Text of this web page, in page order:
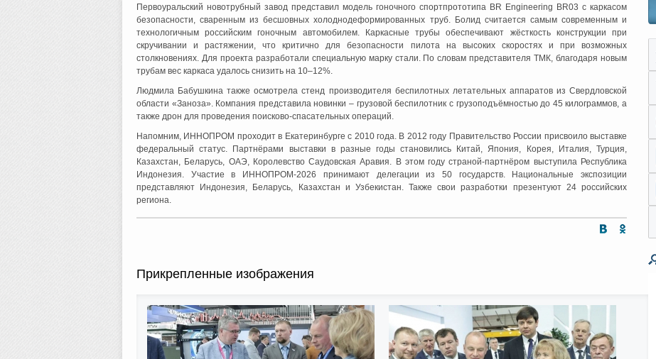
Первоуральский новотрубный завод представил модель гоночного спортпрототипа BR Engineering BR03 с каркасом
безопасности, сваренным из бесшовных холоднодеформированных труб. Болид считается самым современным и
технологичным российским гоночным автомобилем. Каркасные трубы обеспечивают жёсткость конструкции при
скручивании и растяжении, что критично для безопасности пилота на высоких скоростях и при возможных
столкновениях. Для проекта разработали специальную марку стали. По словам представителя ТМК, благодаря новым
трубам вес каркаса удалось снизить на 10–12%.
Людмила Бабушкина также осмотрела стенд производителя беспилотных летательных аппаратов из Свердловской
области «Заноза». Компания представила новинки – грузовой беспилотник с грузоподъёмностью до 45 килограммов, а
также дрон для проведения поисково-спасательных операций.
Напомним, ИННОПРОМ проходит в Екатеринбурге с 2010 года. В 2012 году Правительство России присвоило выставке
федеральный статус. Партнёрами выставки в разные годы становились Китай, Япония, Корея, Италия, Турция,
Казахстан, Беларусь, ОАЭ, Королевство Саудовская Аравия. В этом году страной-партнёром выступила Республика
Индонезия. Участие в ИННОПРОМ-2026 принимают делегации из 50 государств. Национальные экспозиции
представляют Индонезия, Беларусь, Казахстан и Узбекистан. Также свои разработки презентуют 24 российских
региона.
Прикрепленные изображения